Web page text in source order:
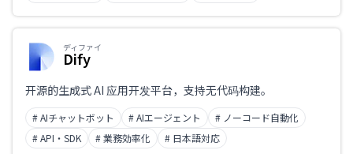
ディファイ
Dify
开源的生成式 AI 应用开发平台，支持无代码构建。
# AIチャットボット # AIエージェント
# ノーコード自動化
# API・SDK
# 業務効率化 # 日本語対応